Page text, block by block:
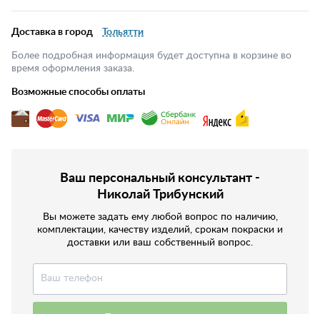
Доставка в город Тольятти
Более подробная информация будет доступна в корзине во
время оформления заказа.
Возможные способы оплаты
Ваш персональный консультант -
Николай Трибунский
Вы можете задать ему любой вопрос по наличию,
комплектации, качеству изделий, срокам покраски и
доставки или ваш собственный вопрос.